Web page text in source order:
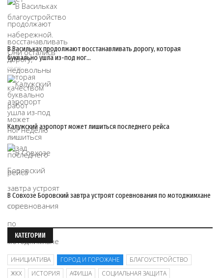
В Васильках продолжают восстанавливать дорогу, которая
буквально ушла из-под ног…
08/08
Калужский аэропорт может лишиться последнего рейса
08/08
В Совхозе Боровский завтра устроят соревнования по мотоджимхане
07/08
КАТЕГОРИИ
ИНИЦИАТИВА ГОРОД И ГОРОЖАНЕ
БЛАГОУСТРОЙСТВО
ЖКХ
ИСТОРИЯ АФИША
СОЦИАЛЬНАЯ ЗАЩИТА